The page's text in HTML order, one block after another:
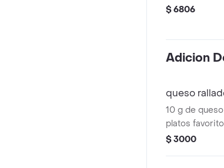
$ 6806
Adicion
queso
10 g de
platos
$ 3000